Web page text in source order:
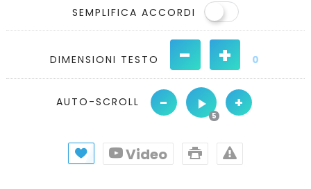
SEMPLIFICA ACCORDI
DIMENSIONI TESTO - + 0
AUTO-SCROLL - +
Video